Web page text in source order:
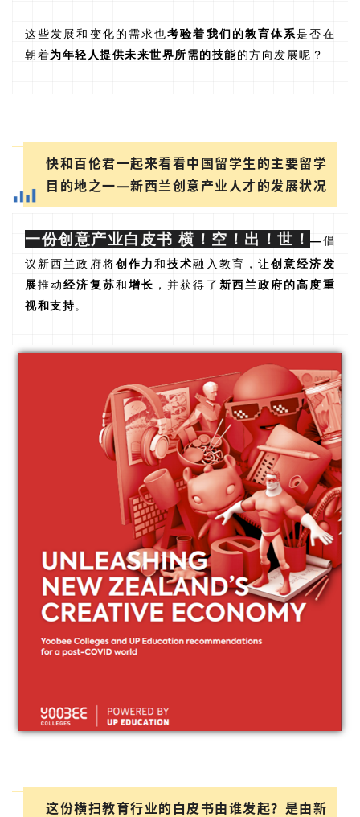
这些发展和变化的需求也考验着我们的教育体系是否在
朝着为年轻人提供未来世界所需的技能的方向发展呢？
快和百伦君一起来看看中国留学生的主要留学
目的地之一—新西兰创意产业人才的发展状况
一份创意产业白皮书 横！空！出！世！ —倡
议新西兰政府将创作力和技术融入教育，让创意经济发
展推动经济复苏和增长 ，并获得了 新西兰政府的高度重
视和支持。
这份横扫教育行业的白皮书由谁发起？是由新